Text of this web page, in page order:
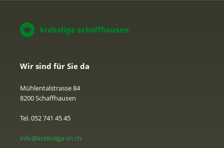
Wir sind für Sie da
Mühlentalstrasse 84
8200 Schaffhausen
Tel. 052 741 45 45
info@krebsliga-sh.ch